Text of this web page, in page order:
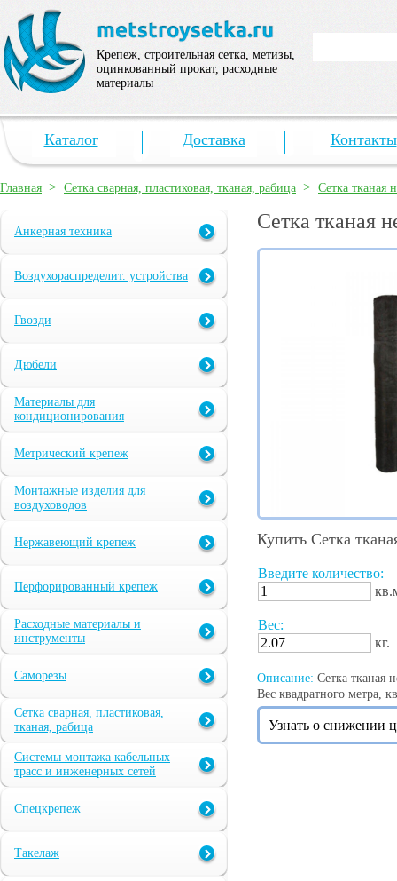
Крепеж, строительная сетка, метизы,
оцинкованный прокат, расходные
материалы
Каталог Доставка Контакты
Главная > Сетка сварная, пластиковая, тканая, рабица > Сетка тканая
Анкерная техника
Воздухораспределит. устройства
Гвозди
Дюбели
Материалы для
кондиционирования
Метрический крепеж
Монтажные изделия для
воздуховодов
Нержавеющий крепеж
Перфорированный крепеж
Расходные материалы и
инструменты
Саморезы
Сетка сварная, пластиковая,
тканая, рабица
Системы монтажа кабельных
трасс и инженерных сетей
Спецкрепеж
Такелаж
Сетка тканая
Купить Сетка
Введите количество:
Вес:
кг.
Описание: Сетка тканая
Вес квадратного метра,
Узнать о снижении